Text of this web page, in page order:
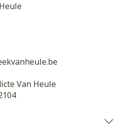
Van Heule